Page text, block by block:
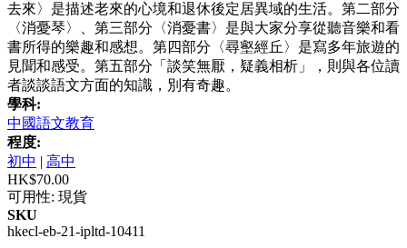
去來〉是描述老來的心境和退休後定居異域的生活。第二部分
〈消憂琴〉、第三部分〈消憂書〉是與大家分享從聽音樂和看
書所得的樂趣和感想。第四部分〈尋壑經丘〉是寫多年旅遊的
見聞和感受。第五部分「談笑無厭，疑義相析」，則與各位讀
者談談語文方面的知識，別有奇趣。
學科:
中國語文教育
程度:
初中 | 高中
HK$70.00
可用性: 現貨
SKU
hkecl-eb-21-ipltd-10411